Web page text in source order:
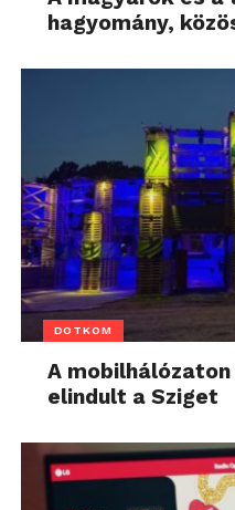
hagyomány,
DOTKOM
A
elindult a Sziget